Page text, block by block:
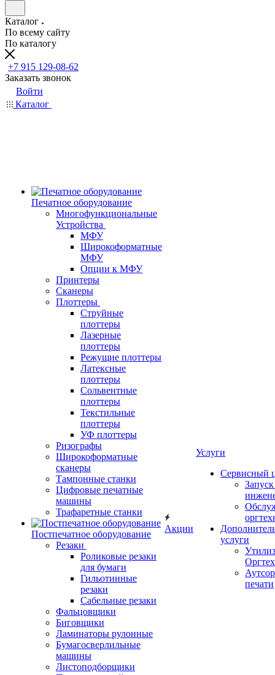
Каталог
По всему сайту
По каталогу
+7 915 129-08-62
Заказать звонок
Войти
Каталог
Печатное оборудование
Многофункциональные
Устройства
МФУ
Широкоформатные
МФУ
Опции к МФУ
Принтеры
Сканеры
Плоттеры
Струйные
плоттеры
Лазерные
плоттеры
Режущие плоттеры
Латексные
плоттеры
Сольвентные
плоттеры
Текстильные
плоттеры
УФ плоттеры
Ризографы
Широкоформатные
сканеры
Тампонные станки
Цифровые печатные
машины
Трафаретные станки
Постпечатное оборудование
Резаки
Роликовые резаки
для бумаги
Гильотинные
резаки
Сабельные резаки
Фальцовщики
Биговщики
Ламинаторы рулонные
Бумагосверлильные
машины
Листоподборщики
Акции
Услуги
Сервисный
услуги
печати